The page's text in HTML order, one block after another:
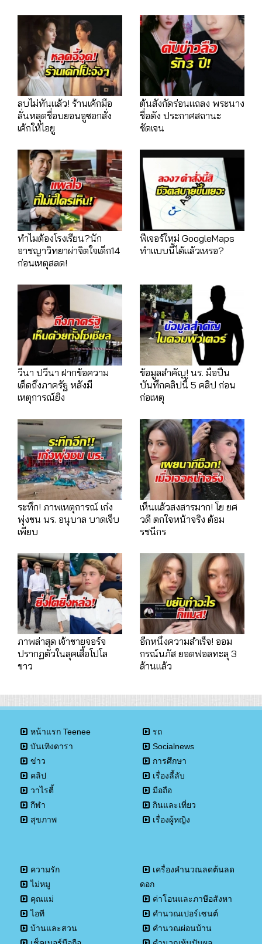
ลบไม่ทันแล้ว! ร้านเค้กมือ
ลั่นหลุดชื่อบยอนอูซอกสั่ง
เค้กให้ไอยู
ต้นสังกัดร่อนแถลง พระนาง
ชื่อดัง ประกาศสถานะ
ชัดเจน
ทำไมต้องโรงเรียน?นัก
อาชญาวิทยาผ่าจิตใจเด็ก14
ก่อนเหตุสลด!
ฟีเจอร์ใหม่ GoogleMaps
ทำแบบนี้ได้แล้วเหรอ?
วีนา ปวีนา ฝากข้อความ
เด็ดถึงภาครัฐ หลังมี
เหตุการณ์ยิง
ข้อมูลสำคัญ! นร. มือปืน
บันทึกคลิปนี้ 5 คลิป ก่อน
ก่อเหตุ
ระทึก! ภาพเหตุการณ์ เก๋ง
พุ่งชน นร. อนุบาล บาดเจ็บ
เพียบ
เห็นแล้วสงสารมาก! โย ยศ
วดี ตกใจหน้าจริง ต้อม
รชนีกร
ภาพล่าสุด เจ้าชายจอร์จ
ปรากฏตัวในลุคเสื้อโปโล
ขาว
อีกหนึ่งความสำเร็จ! ออม
กรณ์นภัส ยอดฟอลทะลุ 3
ล้านแล้ว
หน้าแรก Teenee
บันเทิงดารา
ข่าว
คลิป
วาไรตี้
กีฬา
สุขภาพ
รถ
Socialnews
การศึกษา
เรื่องลี้ลับ
มือถือ
กินและเที่ยว
เรื่องผู้หญิง
ความรัก
ไม่หมู
คุณแม่
ไอที
บ้านและสวน
เครื่องคำนวณลดต้นลด
ดอก
ค่าโอนและภาษีอสังหา
คำนวณเปอร์เซนต์
คำนวณผ่อนบ้าน